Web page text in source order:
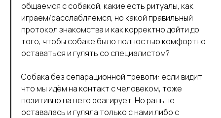
общаемся с собакой, какие есть ритуалы, как
играем/расслабляемся, но какой правильный
протокол знакомства и как корректно дойти до
того, чтобы собаке было полностью комфортно
оставаться и гулять со специалистом?
Собака без сепарационной тревоги: если видит,
что мы идём на контакт с человеком, тоже
позитивно на него реагирует. Но раньше
оставалась и гуляла только с нами либо с